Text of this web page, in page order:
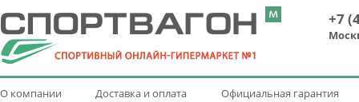
+7
О компании Доставка и оплата Официальная гарантия